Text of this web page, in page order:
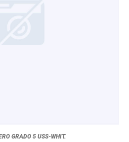
GRADO 5 USS-WHIT.